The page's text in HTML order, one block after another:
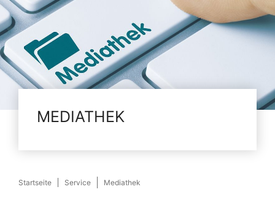
MEDIATHEK
Startseite Service Mediathek